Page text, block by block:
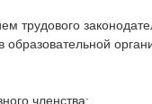
трудового
членства;